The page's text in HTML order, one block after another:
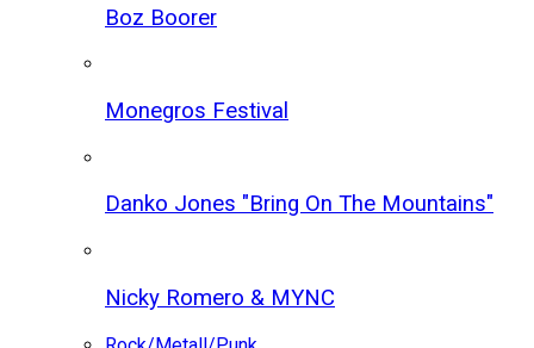
Boz Boorer
Monegros Festival
Danko Jones "Bring On The Mountains"
Nicky Romero & MYNC